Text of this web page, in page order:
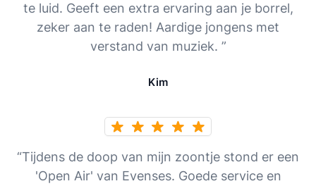
te luid. Geeft een extra ervaring aan je borrel,
zeker aan te raden! Aardige jongens met
verstand van muziek. ”
Kim
“Tijdens de doop van mijn zoontje stond er een
'Open Air' van Evenses. Goede service en